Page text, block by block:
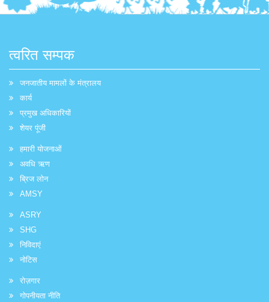
त्वरित सम्पक
जनजातीय मामलों के मंत्रालय
कार्य
प्रमुख अधिकारियों
शेयर पूंजी
हमारी योजनाओं
अवधि ऋण
ब्रिज लोन
AMSY
ASRY
SHG
निविदाएं
नोटिस
रोज़गार
गोपनीयता नीति